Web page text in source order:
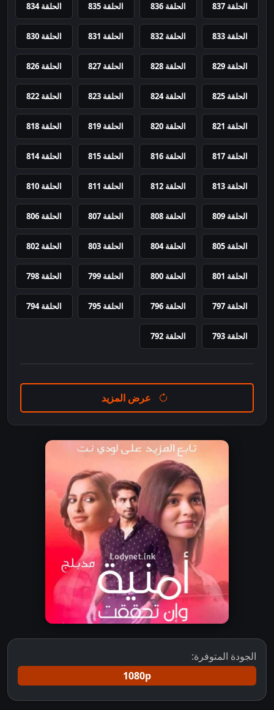
الحلقة 837 الحلقة 836 الحلقة 835 الحلقة 834
الحلقة 833 الحلقة 832 الحلقة 831 الحلقة 830
الحلقة 829 الحلقة 828 الحلقة 827 الحلقة 826
الحلقة 825 الحلقة 824 الحلقة 823 الحلقة 822
الحلقة 821 الحلقة 820 الحلقة 819 الحلقة 818
الحلقة 817 الحلقة 816 الحلقة 815 الحلقة 814
الحلقة 813 الحلقة 812 الحلقة 811 الحلقة 810
الحلقة 809 الحلقة 808 الحلقة 807 الحلقة 806
الحلقة 805 الحلقة 804 الحلقة 803 الحلقة 802
الحلقة 801 الحلقة 800 الحلقة 799 الحلقة 798
الحلقة 797 الحلقة 796 الحلقة 795 الحلقة 794
الحلقة 793 الحلقة 792
عرض المزيد
الجودة المتوفرة:
1080p